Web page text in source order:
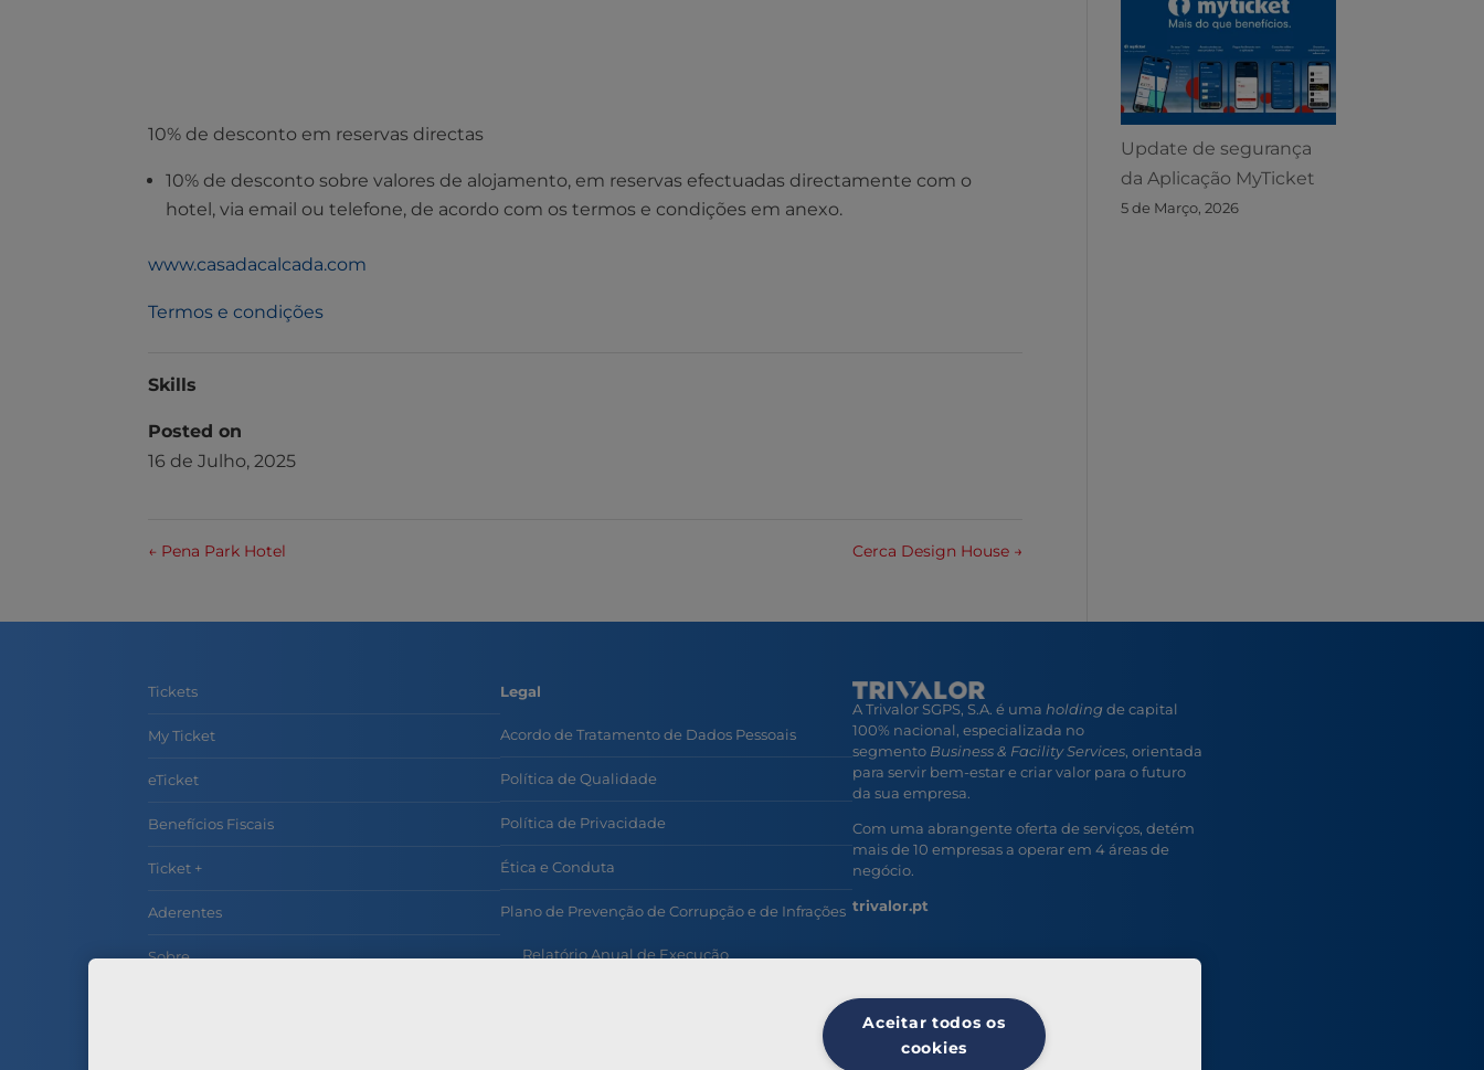
10% de desconto em reservas directas
10% de desconto sobre valores de alojamento, em reservas efectuadas directamente com o
hotel, via email ou telefone, de acordo com os termos e condições em anexo.
www.casadacalcada.com
Termos e condições
Skills
Posted on
16 de Julho, 2025
← Pena Park Hotel Cerca Design House →
Update de segurança
da Aplicação MyTicket
5 de Março, 2026
Tickets
My Ticket
eTicket
Benefícios Fiscais
Ticket +
Aderentes
Sobre
Legal
Acordo de Tratamento de Dados Pessoais
Política de Qualidade
Política de Privacidade
Ética e Conduta
Plano de Prevenção de Corrupção e de Infrações
Relatório Anual de Execução
A Trivalor SGPS, S.A. é uma holding de capital
100% nacional, especializada no
segmento Business & Facility Services, orientada
para servir bem-estar e criar valor para o futuro
da sua empresa.
Com uma abrangente oferta de serviços, detém
mais de 10 empresas a operar em 4 áreas de
negócio.
trivalor.pt
Aceitar todos os
cookies